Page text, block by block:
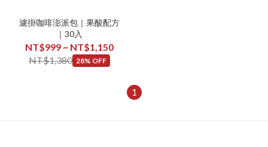
濾掛咖啡澎派包｜果酸配方
｜30入
NT$999 ~ NT$1,150
NT$1,380 28% OFF
1